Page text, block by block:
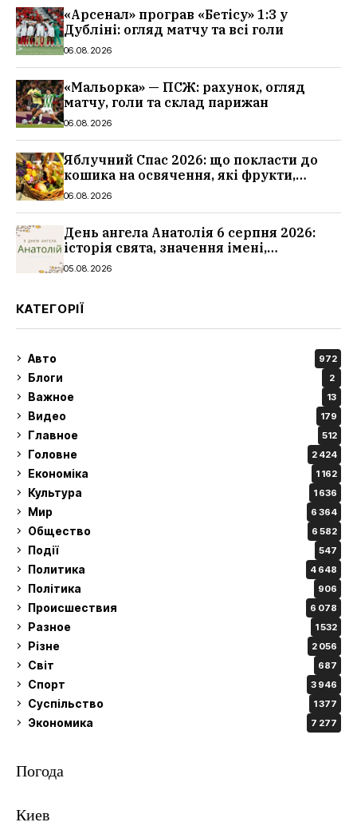
«Арсенал» програв «Бетісу» 1:3 у
Дубліні: огляд матчу та всі голи
06.08.2026
«Мальорка» — ПСЖ: рахунок, огляд
матчу, голи та склад парижан
06.08.2026
Яблучний Спас 2026: що покласти до
кошика на освячення, які фрукти,
традиції
06.08.2026
День ангела Анатолія 6 серпня 2026:
історія свята, значення імені,
привітання у віршах і прозі
05.08.2026
КАТЕГОРІЇ
Авто 972
Блоги 2
Важное 13
Видео 179
Главное 512
Головне 2 424
Економіка 1 162
Культура 1 636
Мир 6 364
Общество 6 582
Події 547
Политика 4 648
Політика 906
Происшествия 6 078
Разное 1 532
Різне 2 056
Світ 687
Спорт 3 946
Суспільство 1 377
Экономика 7 277
Погода
Киев